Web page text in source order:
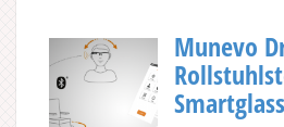
Munevo